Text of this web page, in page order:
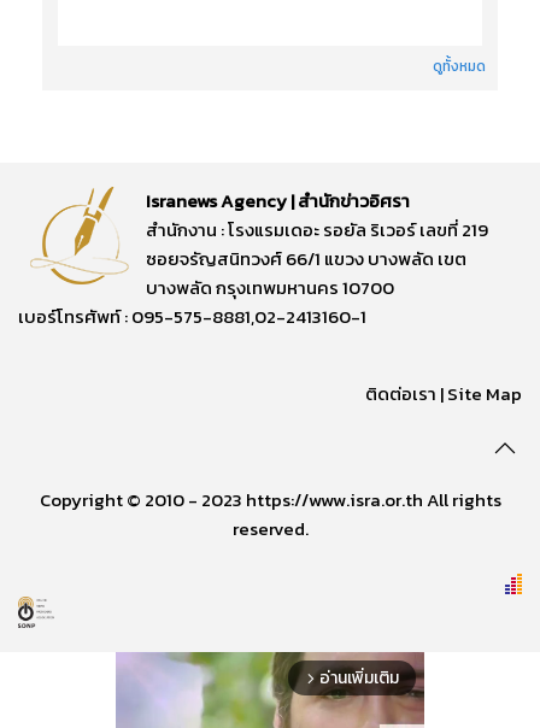
ดูทั้งหมด
Isranews Agency | สำนักข่าวอิศรา
สำนักงาน : โรงแรมเดอะ รอยัล ริเวอร์ เลขที่ 219
ซอยจรัญสนิทวงศ์ 66/1 แขวง บางพลัด เขต
บางพลัด กรุงเทพมหานคร 10700
เบอร์โทรศัพท์ : 095-575-8881,02-2413160-1
ติดต่อเรา |Site Map
Copyright © 2010 - 2023 https://www.isra.or.th All rights
reserved.
arrow_forward_ios อ่านเพิ่มเติม